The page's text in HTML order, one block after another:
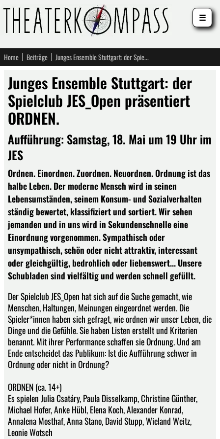
Home Beiträge Junges Ensemble Stuttgart: der Spielclub JES_Open präsentiert ORDNEN.
Junges Ensemble Stuttgart: der
Spielclub JES_Open präsentiert
ORDNEN.
Aufführung: Samstag, 18. Mai um 19 Uhr im
JES
Ordnen. Einordnen. Zuordnen. Neuordnen. Ordnung ist das
halbe Leben. Der moderne Mensch wird in seinen
Lebensumständen, seinem Konsum- und Sozialverhalten
ständig bewertet, klassifiziert und sortiert. Wir sehen
jemanden und in uns wird in Sekundenschnelle eine
Einordnung vorgenommen. Sympathisch oder
unsympathisch, schön oder nicht attraktiv, interessant
oder gleichgültig, bedrohlich oder liebenswert... Unsere
Schubladen sind vielfältig und werden schnell gefüllt.
Der Spielclub JES_Open hat sich auf die Suche gemacht, wie
Menschen, Haltungen, Meinungen eingeordnet werden. Die
Spieler*innen haben sich gefragt, wie ordnen wir unser Leben, die
Dinge und die Gefühle. Sie haben Listen erstellt und Kriterien
benannt. Mit ihrer Performance schaffen sie Ordnung. Und am
Ende entscheidet das Publikum: Ist die Aufführung schwer in
Ordnung oder nicht in Ordnung?
ORDNEN (ca. 14+)
Es spielen Julia Csatáry, Paula Disselkamp, Christine Günther,
Michael Hofer, Anke Hübl, Elena Koch, Alexander Konrad,
Annalena Mosthaf, Anna Stano, David Stupp, Wieland Weitz,
Leonie Wotsch
☰